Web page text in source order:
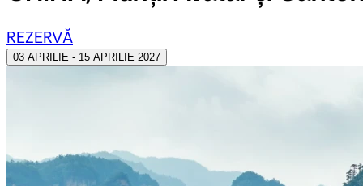
REZERVĂ
03 APRILIE - 15 APRILIE 2027